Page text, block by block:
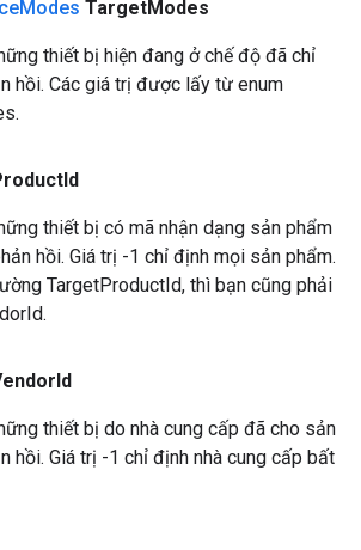
Modes TargetModes
thiết bị hiện đang ở chế độ đã chỉ
hồi. Các giá trị được lấy từ enum
Id
thiết bị có mã nhận dạng sản phẩm
hồi. Giá trị -1 chỉ định mọi sản phẩm.
TargetProductId, thì bạn cũng phải
Id
thiết bị do nhà cung cấp đã cho sản
hồi. Giá trị -1 chỉ định nhà cung cấp bất